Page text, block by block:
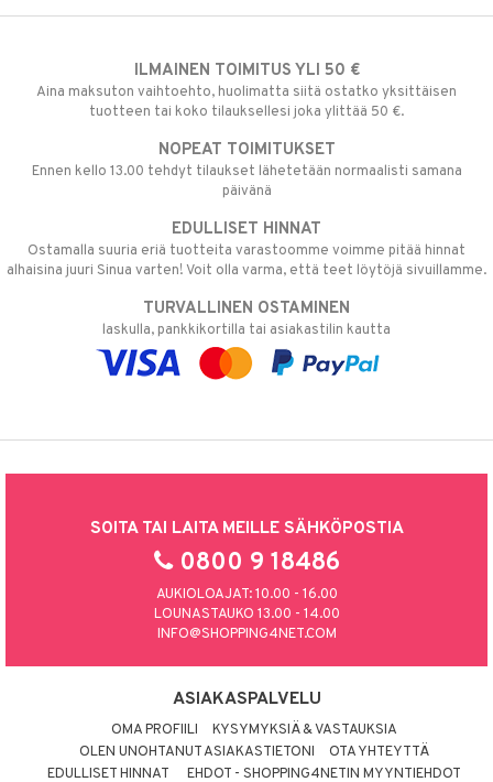
ILMAINEN TOIMITUS YLI 50 €
Aina maksuton vaihtoehto, huolimatta siitä ostatko yksittäisen
tuotteen tai koko tilauksellesi joka ylittää 50 €.
NOPEAT TOIMITUKSET
Ennen kello 13.00 tehdyt tilaukset lähetetään normaalisti samana
päivänä
EDULLISET HINNAT
Ostamalla suuria eriä tuotteita varastoomme voimme pitää hinnat
alhaisina juuri Sinua varten! Voit olla varma, että teet löytöjä sivuillamme.
TURVALLINEN OSTAMINEN
laskulla, pankkikortilla tai asiakastilin kautta
SOITA TAI LAITA MEILLE SÄHKÖPOSTIA
0800 9 18486
AUKIOLOAJAT: 10.00 - 16.00
LOUNASTAUKO 13.00 - 14.00
INFO@SHOPPING4NET.COM
ASIAKASPALVELU
OMA PROFIILI
KYSYMYKSIÄ & VASTAUKSIA
OLEN UNOHTANUT ASIAKASTIETONI
OTA YHTEYTTÄ
EDULLISET HINNAT
EHDOT - SHOPPING4NETIN MYYNTIEHDOT